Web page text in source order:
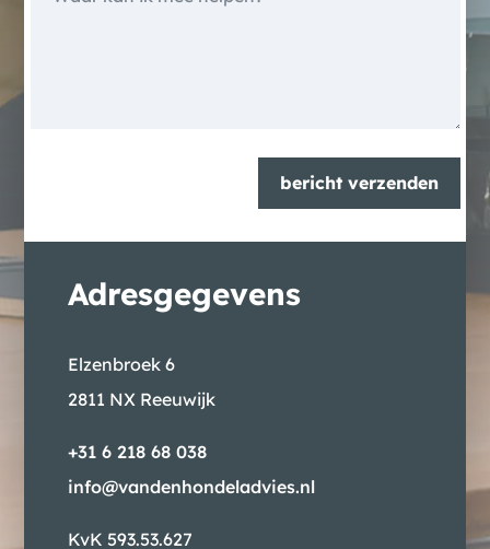
bericht verzenden
Adres­gegevens
Elzenbroek 6
2811 NX Reeuwijk
+31 6 218 68 038
info@vandenhondeladvies.nl
KvK 593.53.627